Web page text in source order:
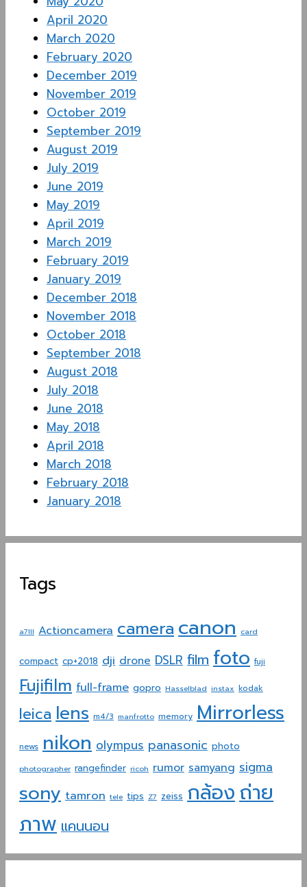
April 2020
March 2020
February 2020
December 2019
November 2019
October 2019
September 2019
August 2019
July 2019
June 2019
May 2019
April 2019
March 2019
February 2019
January 2019
December 2018
November 2018
October 2018
September 2018
August 2018
July 2018
June 2018
May 2018
April 2018
March 2018
February 2018
January 2018
Tags
a7III Actioncamera cameracanon card
compact cp+2018 dji drone DSLR film foto fuji
Fujifilm full-frame gopro Hasselblad instax kodak
leica lens m4/3 manfrotto memory Mirrorless
news nikon olympus panasonic photo
photographer rangefinder ricoh rumor samyang sigma
sony tamron tele tips Z7 zeiss กล้องถ่าย
ภาพ แคนนอน